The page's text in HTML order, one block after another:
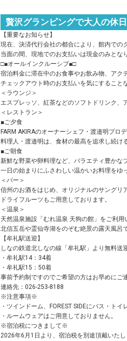
贅沢グランピングで大人の休
【重要なお知らせ】
現在、決済代行会社の都合により、館内での
当面の間、現地でのお支払いは現金のみと
□■オールインクルーシブ■□
宿泊料金に滞在中のお食事やお飲み物、アク
チェックアウト時のお支払いを気にすること
＜ラウンジ＞
エスプレッソ、紅茶などのソフトドリンク
＜レストラン＞
■ご夕食
FARM AKIRAのオーナーシェフ・渡邉明プロ
料理人・渡邉明は、食材の最高を追求し続け
■ご朝食
新鮮な野菜や卵料理など、バラエティ豊かな
一日の始まりにふさわしい温かいお料理をゆ
＜バー＞
信州のお酒をはじめ、オリジナルのサングリ
ドライフルーツもご用意しております。
＜温泉＞
天然温泉施設「むれ温泉 天狗の館」をご利用
北信五岳や霊仙寺湖をのぞむ絶景の露天風呂
【牟礼駅送迎】
しなの鉄道北しなの線「牟礼駅」より無料送
・牟礼駅14：34着
・牟礼駅15：50着
事前予約制ですのでご希望の方はお早めにご
連絡先：026-253-8188
※注意事項※
・ツインドーム、FOREST SIDEにバス・ト
・ルームウェアはご用意しておりません。
※宿泊税につきまして※
2026年6月1日より、宿泊税を別途頂戴いた